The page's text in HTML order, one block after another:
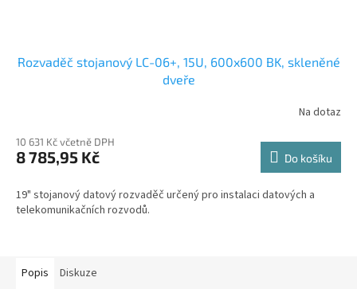
Rozvaděč stojanový LC-06+, 15U, 600x600 BK, skleněné
dveře
Na dotaz
10 631 Kč včetně DPH
8 785,95 Kč Do košíku
19" stojanový datový rozvaděč určený pro instalaci datových a
telekomunikačních rozvodů.
Popis Diskuze